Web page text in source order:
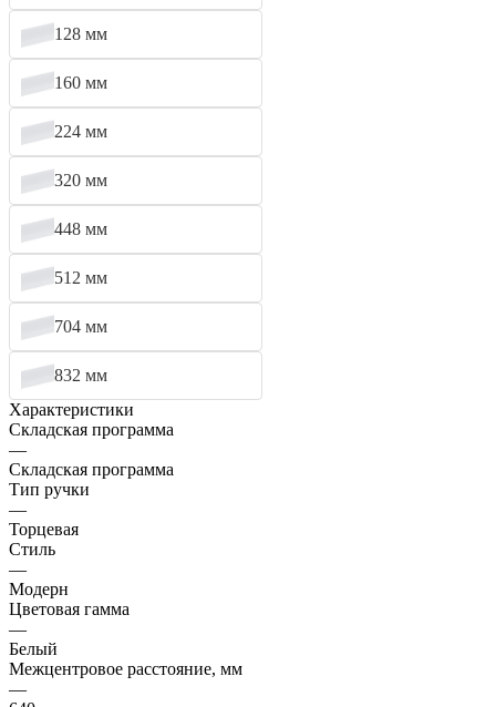
128 мм
160 мм
224 мм
320 мм
448 мм
512 мм
704 мм
832 мм
Характеристики
Складская программа
—
Складская программа
Тип ручки
—
Торцевая
Стиль
—
Модерн
Цветовая гамма
—
Белый
Межцентровое расстояние, мм
—